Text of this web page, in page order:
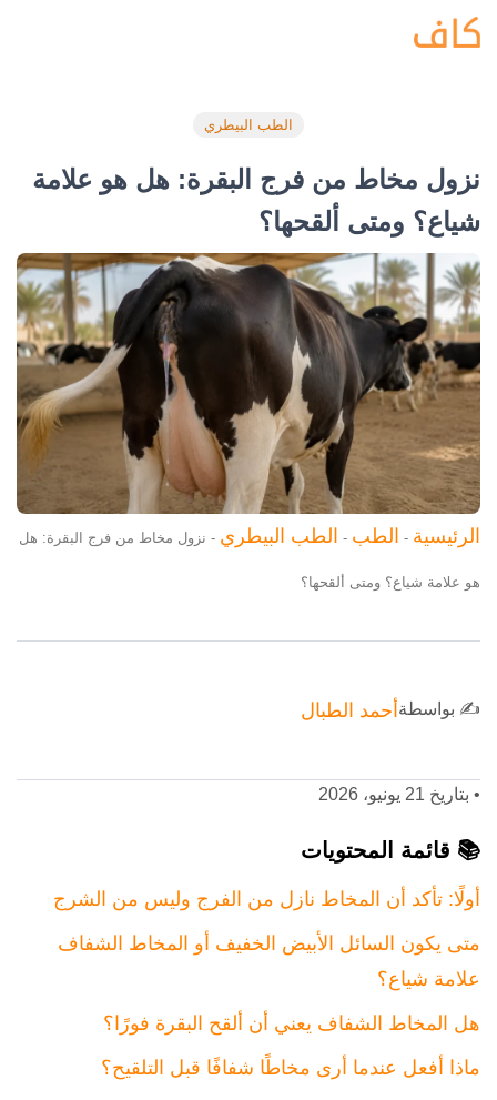
الطب البيطري
نزول مخاط من فرج البقرة: هل هو علامة
شياع؟ ومتى ألقحها؟
الرئيسية - الطب - الطب البيطري - نزول مخاط من فرج البقرة: هل
هو علامة شياع؟ ومتى ألقحها؟
✍️ بواسطة أحمد الطبال
• بتاريخ 21 يونيو، 2026
📚 قائمة المحتويات
أولًا: تأكد أن المخاط نازل من الفرج وليس من الشرج
متى يكون السائل الأبيض الخفيف أو المخاط الشفاف
علامة شياع؟
هل المخاط الشفاف يعني أن ألقح البقرة فورًا؟
ماذا أفعل عندما أرى مخاطًا شفافًا قبل التلقيح؟